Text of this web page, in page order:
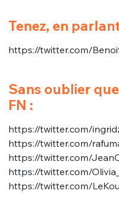
Tenez, en
https://twitter.com/
Sans oublier
FN :
https://twitter.com/
https://twitter.com/
https://twitter.com/
https://twitter.com/
https://twitter.com/